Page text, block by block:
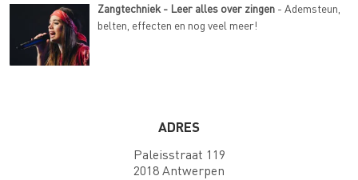
Zangtechniek - Leer alles over zingen - Ademsteun,
belten, effecten en nog veel meer!
ADRES
Paleisstraat 119
2018 Antwerpen